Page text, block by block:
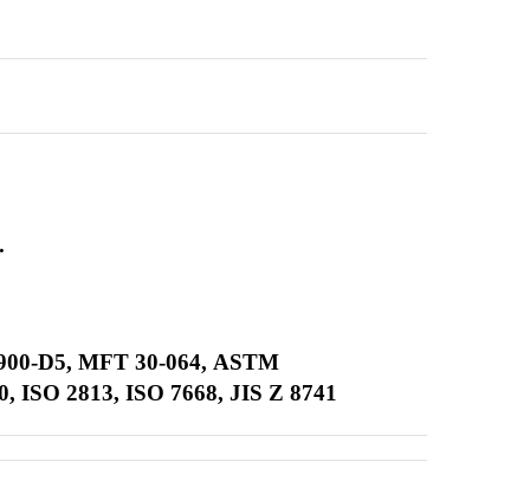
D5,MFT 30-064, ASTM
,ISO 2813,ISO 7668,JIS Z 8741